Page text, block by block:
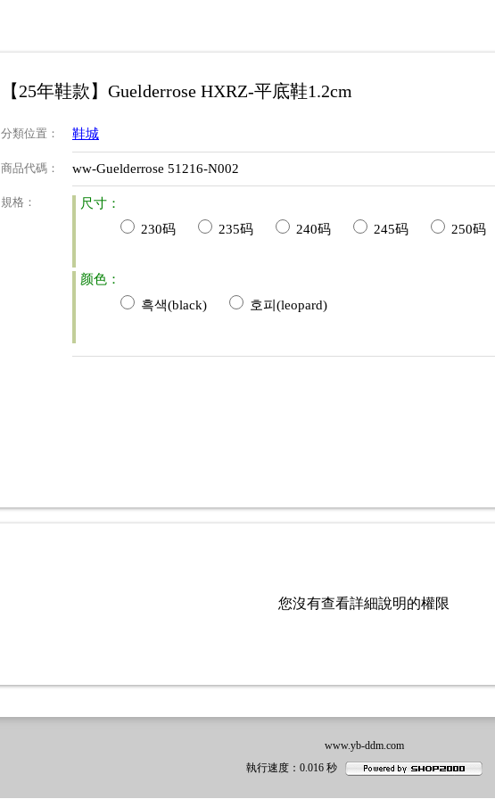
【25年鞋款】Guelderrose HXRZ-平底鞋1.2cm
分類位置 ： 鞋城
商品代碼 ： ww-Guelderrose 51216-N002
規格 ：
尺寸：
230码
235码 240码 245码 250码
颜色：
흑색(black)
호피(leopard)
您沒有查看詳細說明的權限
www.yb-ddm.com
執行速度：0.016 秒